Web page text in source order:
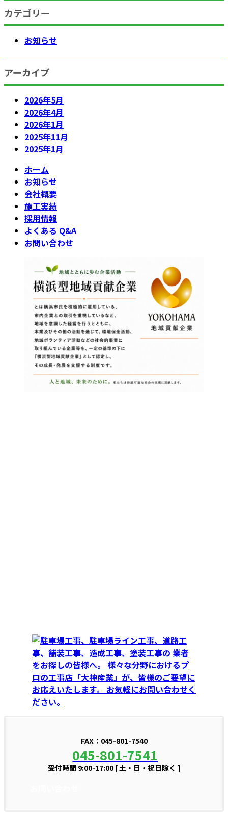
カテゴリー
お知らせ
アーカイブ
2026年5月
2026年4月
2026年1月
2025年11月
2025年1月
ホーム
お知らせ
会社概要
施工実績
採用情報
よくある Q&A
お問い合わせ
FAX：045-801-7540
045-801-7541
受付時間 9:00-17:00 [ 土・日・祝日除く ]